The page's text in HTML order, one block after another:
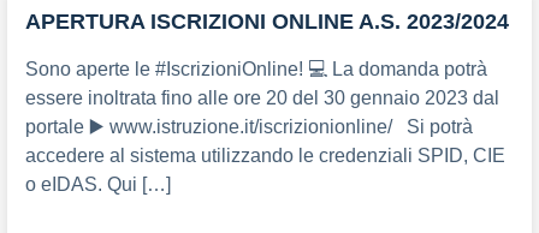
APERTURA ISCRIZIONI ONLINE A.S. 2023/2024
Sono aperte le #IscrizioniOnline! 💻 La domanda potrà
essere inoltrata fino alle ore 20 del 30 gennaio 2023 dal
portale ▶️ www.istruzione.it/iscrizionionline/ Si potrà
accedere al sistema utilizzando le credenziali SPID, CIE
o eIDAS. Qui […]